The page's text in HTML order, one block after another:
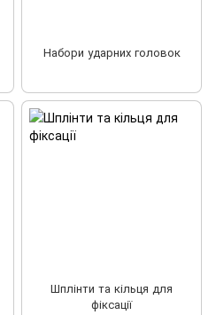
Набори ударних головок
Шплінти та кільця для
фіксації